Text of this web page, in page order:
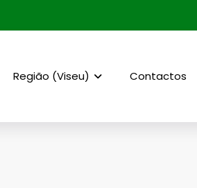
Região (Viseu) Contactos